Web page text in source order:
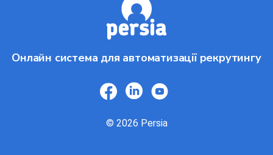
Онлайн система для автоматизації рекрутингу
© 2026 Persia